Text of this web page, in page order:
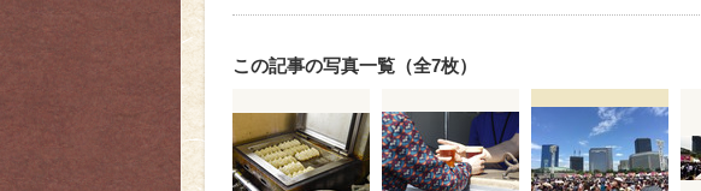
この記事の写真一覧（全7枚）